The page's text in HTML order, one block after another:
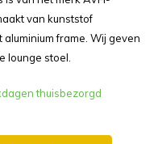
van kunststof
frame. Wij geven
lounge stoel.
thuisbezorgd